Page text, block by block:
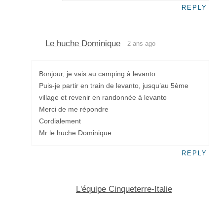
REPLY
Le huche Dominique 2 ans ago
Bonjour, je vais au camping à levanto
Puis-je partir en train de levanto, jusqu’au 5ème
village et revenir en randonnée à levanto
Merci de me répondre
Cordialement
Mr le huche Dominique
REPLY
L'équipe Cinqueterre-Italie